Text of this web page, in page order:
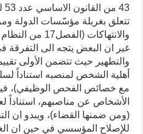
تتعلق بغربلة مؤسّسات الدولة
والانتهاكات (الفصل17 من النظام الداخلي المذكور).
غير ان البعض يتجه الى التفرقة
والتطهير حيث تتضمن الأولى
أهلية الشخص لمنصبه استناداً
مع خصائص الفحص الوظيفي)،
الأشخاص عن مناصبهم، استناداً
(ومن ضمنها القضاء)، ويبدو ان
للإصلاح المؤسسي في حين ان